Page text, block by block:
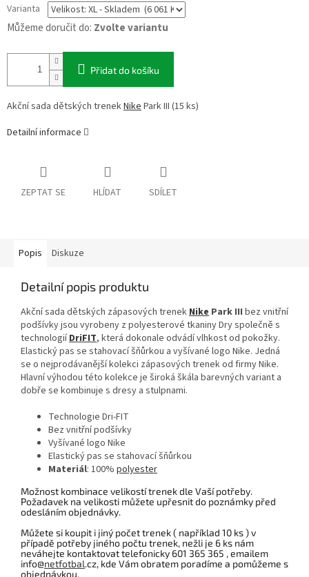
Varianta
Můžeme doručit do: Zvolte variantu
Přidat do košíku
Akční sada dětských trenekNikePark III (15 ks)
Detailní informace
ZEPTAT SE HLÍDAT SDÍLET
Popis Diskuze
Detailní popis produktu
Akční sada dětských zápasových trenekNike Park III bez vnitřní
podšívky jsou vyrobeny z polyesterové tkaniny Dry společně s
technologiíDriFIT, která dokonale odvádí vlhkost od pokožky.
Elastický pas se stahovací šňůrkou a vyšívané logo Nike. Jedná
se o nejprodávanější kolekci zápasových trenek od firmy Nike.
Hlavní výhodou této kolekce je široká škála barevných variant a
dobře se kombinuje s dresy a stulpnami.
Technologie Dri-FIT
Bez vnitřní podšívky
Vyšívané logo Nike
Elastický pas se stahovací šňůrkou
Materiál: 100% polyester
Možnost kombinace velikostí trenek dle Vaší potřeby.
Požadavek na velikosti můžete upřesnit do poznámky před
odesláním objednávky.
Můžete si koupit i jiný počet trenek ( například 10 ks ) v
případě potřeby jiného počtu trenek, nežli je 6 ks nám
neváhejte kontaktovat telefonicky 601 365 365 , emailem
info@netfotbal.cz, kde Vám obratem poradíme a pomůžeme s
objednávkou.